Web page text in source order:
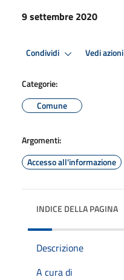
9 settembre 2020
Condividi Vedi azioni
Categorie:
Comune
Argomenti:
Accesso all'informazione
INDICE DELLA PAGINA
Descrizione
A cura di